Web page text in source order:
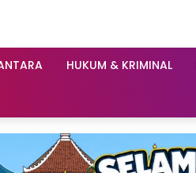
HUKUM & KRIMINAL